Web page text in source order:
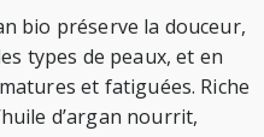
bio préserve la douceur,
types de peaux, et en
et fatiguées. Riche
d’argan nourrit,